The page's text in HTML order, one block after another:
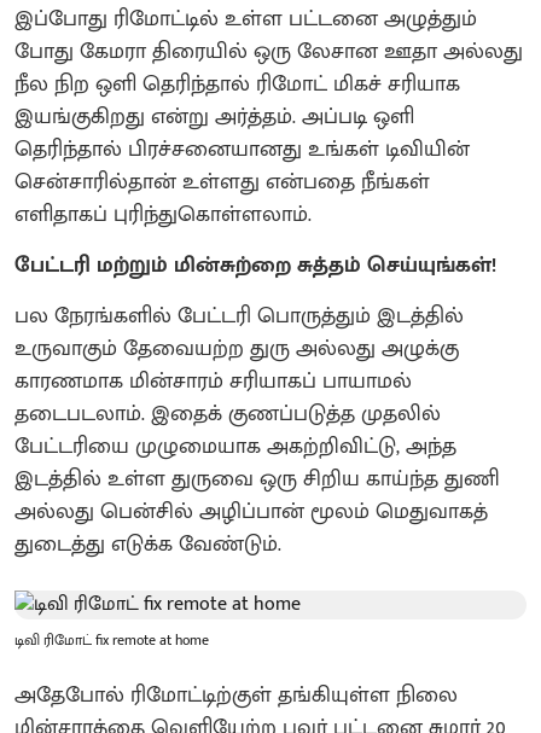
இப்போது ரிமோட்டில் உள்ள பட்டனை அழுத்தும்
போது கேமரா திரையில் ஒரு லேசான ஊதா அல்லது
நீல நிற ஒளி தெரிந்தால் ரிமோட் மிகச் சரியாக
இயங்குகிறது என்று அர்த்தம். அப்படி ஒளி
தெரிந்தால் பிரச்சனையானது உங்கள் டிவியின்
சென்சாரில்தான் உள்ளது என்பதை நீங்கள்
எளிதாகப் புரிந்துகொள்ளலாம்.
பேட்டரி மற்றும் மின்சுற்றை சுத்தம் செய்யுங்கள்!
பல நேரங்களில் பேட்டரி பொருத்தும் இடத்தில்
உருவாகும் தேவையற்ற துரு அல்லது அழுக்கு
காரணமாக மின்சாரம் சரியாகப் பாயாமல்
தடைபடலாம். இதைக் குணப்படுத்த முதலில்
பேட்டரியை முழுமையாக அகற்றிவிட்டு, அந்த
இடத்தில் உள்ள துருவை ஒரு சிறிய காய்ந்த துணி
அல்லது பென்சில் அழிப்பான் மூலம் மெதுவாகத்
துடைத்து எடுக்க வேண்டும்.
டிவி ரிமோட் fix remote at home
அதேபோல் ரிமோட்டிற்குள் தங்கியுள்ள நிலை